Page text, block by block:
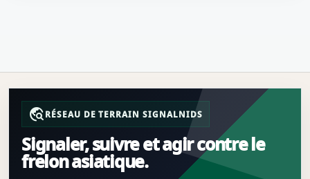
travel_exploreRÉSEAU DE TERRAIN SIGNALNIDS
Signaler, suivre et agir contre le
frelon asiatique.